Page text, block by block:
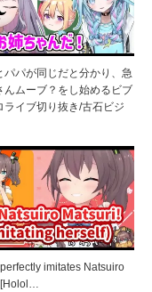
パパが同じだと分かり、急
んムーブ？をし始めるビブ
ライブ切り抜き/古石ビジ
imitates Natsuiro
[Holol…